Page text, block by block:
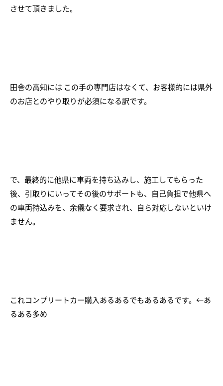
させて頂きました。
田舎の高知には この手の専門店はなくて、お客様的には県外
のお店とのやり取りが必須になる訳です。
で、最終的に他県に車両を持ち込みし、施工してもらった
後、引取りにいってその後のサポートも、自己負担で他県へ
の車両持込みを、余儀なく要求され、自ら対応しないといけ
ません。
これコンプリートカー購入あるあるでもあるあるです。←あ
るある多め